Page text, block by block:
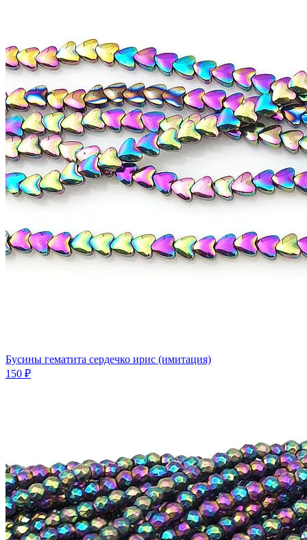
Бусины гематита сердечко ирис (имитация)
150 ₽